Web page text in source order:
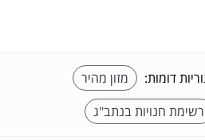
דומות:
מזון מהיר
רשימת חנויות בנתב"ג